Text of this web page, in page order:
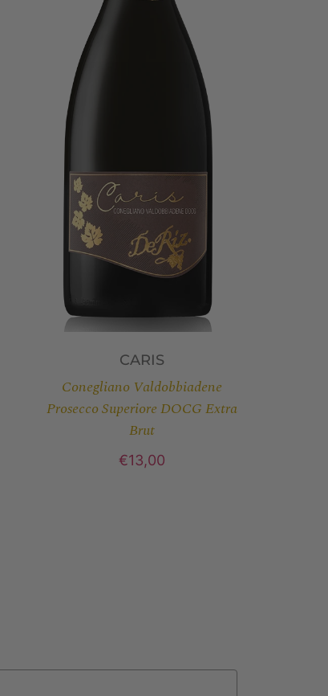
CARIS
Conegliano Valdobbiadene
Prosecco Superiore DOCG Extra
Brut
€13,00